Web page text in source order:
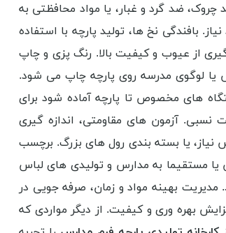
چروک، ضد گرد و غبار، یا مواد محافظتی به
بافندگی نخ ها، تولید پارچه با استفاده
از عیوب و کیفیت بالا. رنگ پزی و چاپ
یا لوگوی مدرسه روی پارچه چاپ می شود.
های مخصوص تا پارچه آماده شود برای
آزمون های مقاومتی، اندازه گیری
یا بسته بندی رول های بزرگ. برچسب
یا مستقیما به مدارس و تولیدی های لباس
مدیریت بهینه مواد و زمان، صرفه جویی در
بهره وری و کیفیت. از دیگر مواردی که